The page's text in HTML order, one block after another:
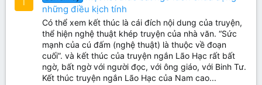
những điều kịch tính
Có thể xem kết thúc là cái đích nội dung của truyện,
thể hiện nghệ thuật khép truyện của nhà văn. “Sức
mạnh của cú đấm (nghệ thuật) là thuộc về đoạn
cuối”. và kết thúc của truyện ngắn Lão Hạc rất bất
ngờ, bất ngờ với người đọc, với ông giáo, với Binh Tư.
Kết thúc truyện ngắn Lão Hạc của Nam cao...